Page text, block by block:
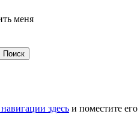
меня
Поиск
здесь и поместите его